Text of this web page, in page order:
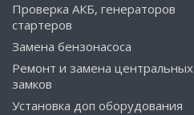
Проверка АКБ, генераторов
стартеров
Замена бензонасоса
Ремонт и замена центральных
замков
Установка доп оборудования